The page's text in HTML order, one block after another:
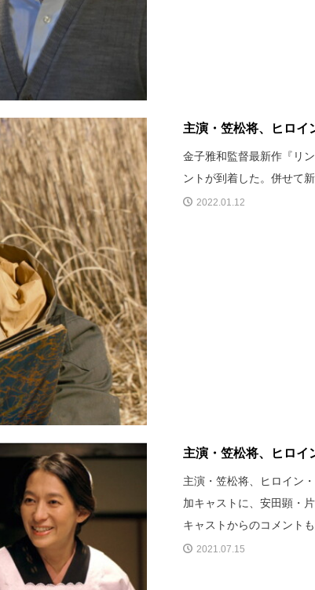
主演・笠松将、ヒロイ
金子雅和監督最新作『リ
ントが到着した。併せて
2022.01.12
主演・笠松将、ヒロイ
主演・笠松将、ヒロイン
加キャストに、安田顕・
キャストからのコメントも
2021.07.15